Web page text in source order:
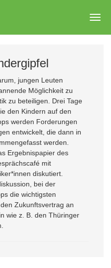
jungen Leuten
Möglichkeit zu
zu beteiligen. Drei Tage
den Kindern auf den
werden Forderungen
entwickelt, die dann in
werden.
Ergebnispapier des
mit
diskutiert.
bei der
die wichtigsten
Zukunftsvertrag an
wie z. B. den Thüringer